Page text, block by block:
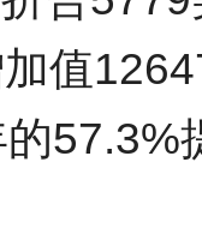
值
57.3%